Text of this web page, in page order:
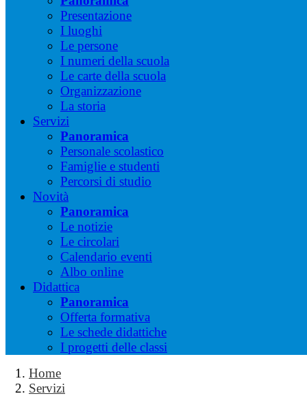
Presentazione
I luoghi
Le persone
I numeri della scuola
Le carte della scuola
Organizzazione
La storia
Servizi
Panoramica
Personale scolastico
Famiglie e studenti
Percorsi di studio
Novità
Panoramica
Le notizie
Le circolari
Calendario eventi
Albo online
Didattica
Panoramica
Offerta formativa
Le schede didattiche
I progetti delle classi
Home
Servizi